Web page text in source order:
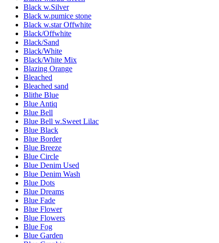
Black w.Silver
Black w.pumice stone
Black w.star Offwhite
Black/Offwhite
Black/Sand
Black/White
Black/White Mix
Blazing Orange
Bleached
Bleached sand
Blithe Blue
Blue Antiq
Blue Bell
Blue Bell w.Sweet Lilac
Blue Black
Blue Border
Blue Breeze
Blue Circle
Blue Denim Used
Blue Denim Wash
Blue Dots
Blue Dreams
Blue Fade
Blue Flower
Blue Flowers
Blue Fog
Blue Garden